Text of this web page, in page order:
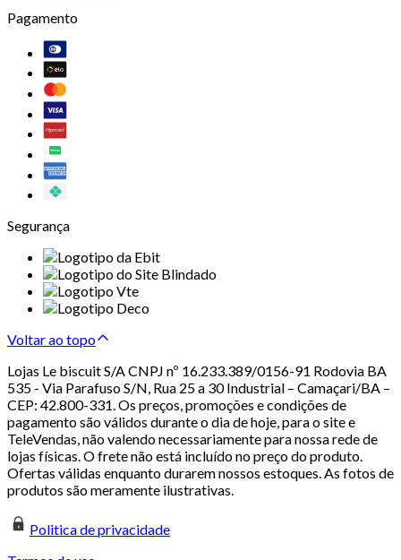
Pagamento
Segurança
Voltar ao topo
Lojas Le biscuit S/A CNPJ nº 16.233.389/0156-91 Rodovia BA
535 - Via Parafuso S/N, Rua 25 a 30 Industrial – Camaçari/BA –
CEP: 42.800-331. Os preços, promoções e condições de
pagamento são válidos durante o dia de hoje, para o site e
TeleVendas, não valendo necessariamente para nossa rede de
lojas físicas. O frete não está incluído no preço do produto.
Ofertas válidas enquanto durarem nossos estoques. As fotos de
produtos são meramente ilustrativas.
Politica de privacidade